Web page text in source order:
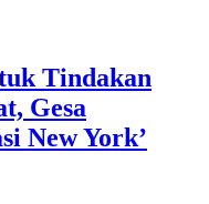
Tindakan
Gesa
New York’